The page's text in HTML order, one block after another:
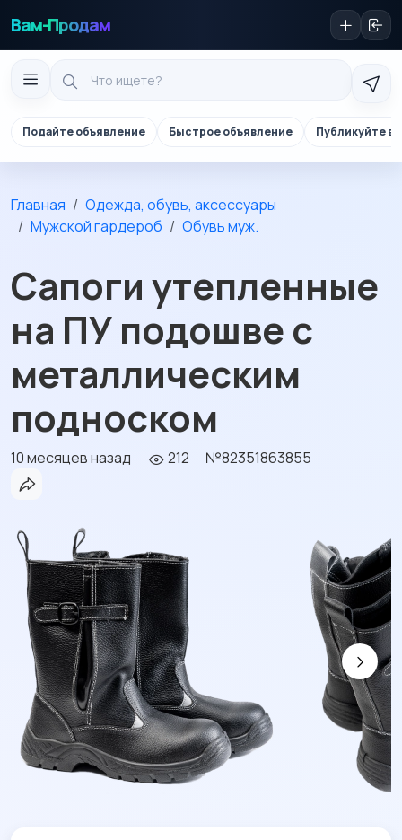
Вам-Продам
Подайте объявление Быстрое объявление Публикуйте в
Главная
Одежда, обувь, аксессуары
Мужской гардероб
Обувь муж.
Сапоги утепленные
на ПУ подошве с
металлическим
подноском
10 месяцев назад 212 №82351863855